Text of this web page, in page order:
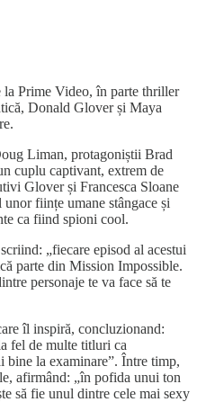
Prime Video, în parte thriller
Donald Glover și Maya
Liman, protagoniștii Brad
cuplu captivant, extrem de
Glover și Francesca Sloane
unor ființe umane stângace și
ca fiind spioni cool.
„fiecare episod al acestui
parte din Mission Impossible.
personaje te va face să te
îl inspiră, concluzionand:
fel de multe titluri ca
bine la examinare”. Între timp,
afirmând: „în pofida unui ton
să fie unul dintre cele mai sexy